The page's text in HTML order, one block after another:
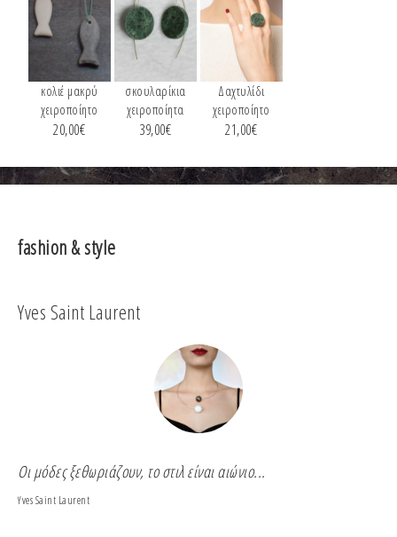
κολιέ μακρύ
χειροποίητο
20,00€
σκουλαρίκια
χειροποίητα
39,00€
Δαχτυλίδι
χειροποίητο
21,00€
fashion & style
Yves Saint Laurent
Οι μόδες ξεθωριάζουν, το στιλ είναι αιώνιο...
Yves Saint Laurent